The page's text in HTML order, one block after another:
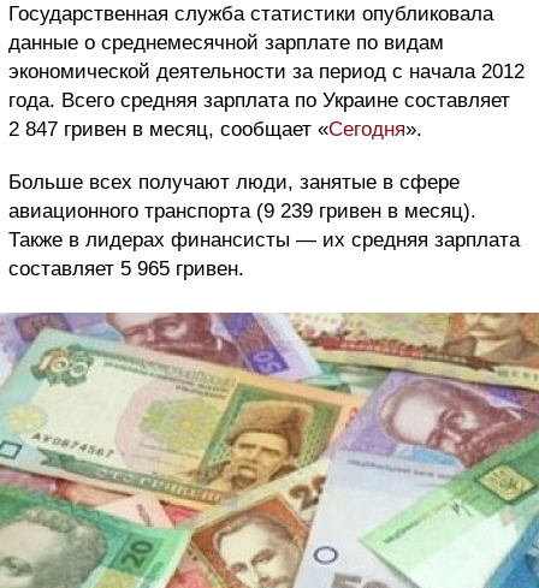
Государственная служба статистики опубликовала
данные о среднемесячной зарплате по видам
экономической деятельности за период с начала 2012
года. Всего средняя зарплата по Украине составляет
2 847 гривен в месяц, сообщает «Сегодня».
Больше всех получают люди, занятые в сфере
авиационного транспорта (9 239 гривен в месяц).
Также в лидерах финансисты — их средняя зарплата
составляет 5 965 гривен.